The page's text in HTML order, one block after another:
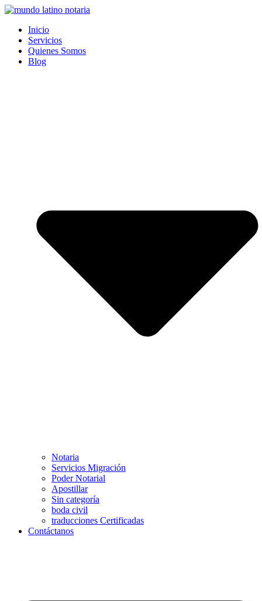
Saltar
contenido
Inicio
Servicios
Quienes Somos
Blog
Notaria
Servicios Migración
Poder Notarial
Apostillar
Sin categoría
boda civil
traducciones Certificadas
Contáctanos